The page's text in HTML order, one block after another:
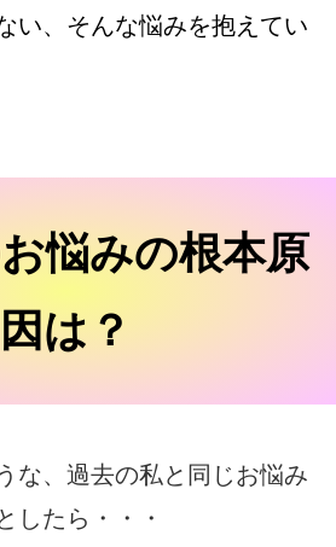
い、そんな悩みを抱えてい
悩みの根本原
因は？
な、過去の私と同じお悩み
したら・・・